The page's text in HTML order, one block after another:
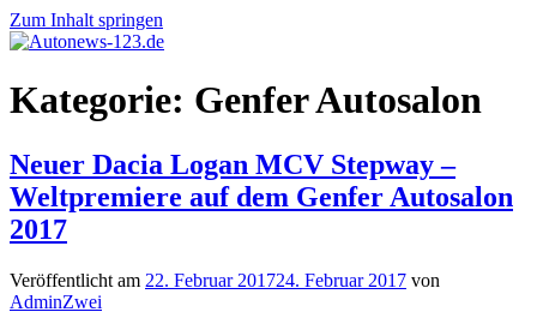
Zum Inhalt springen
123.de
mit
Kategorie: Genfer Autosalon
Neuer Dacia Logan MCV Stepway –
Weltpremiere auf dem Genfer Autosalon
2017
Veröffentlicht am 22. Februar 201724. Februar 2017 von
AdminZwei